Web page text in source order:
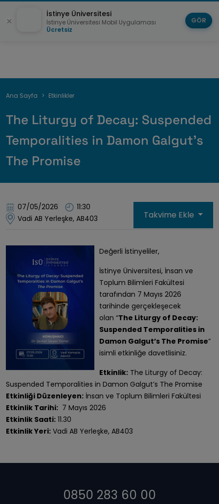
Sayfa
Ana Sayfa Etkinlikler
The Liturgy of Decay: Suspended
Temporalities in Damon Galgut’s
The Promise
07/05/2026
11:30
Vadi AB Yerleşke, AB403
Takvime Ekle
Değerli İstinyeliler,
İstinye Üniversitesi, İnsan ve
Toplum Bilimleri Fakültesi
tarafından 7 Mayıs 2026
tarihinde gerçekleşecek
olan “The Liturgy of Decay:
Suspended Temporalities in
Damon Galgut’s The Promise”
isimli etkinliğe davetlisiniz.
Etkinlik:The Liturgy of Decay:
Suspended Temporalities in Damon Galgut’s The Promise
Etkinliği Düzenleyen: İnsan ve Toplum Bilimleri Fakültesi
Etkinlik Tarihi: 7 Mayıs 2026
Etkinlik Saati: 11.30
Etkinlik Yeri: Vadi AB Yerleşke, AB403
0850 283 60 00
İstinye Üniversitesi
İstinye Üniversitesi Mobil Uygulaması
Ücretsiz
GÖR